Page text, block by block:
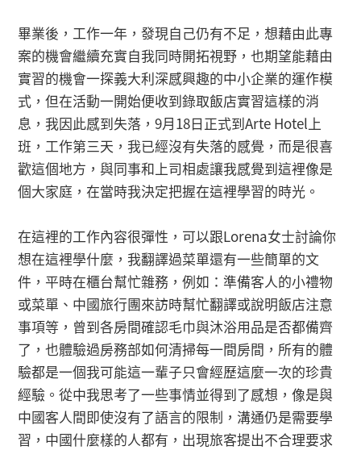
畢業後，工作一年，發現自己仍有不足，想藉由此專
案的機會繼續充實自我同時開拓視野，也期望能藉由
實習的機會一探義大利深感興趣的中小企業的運作模
式，但在活動一開始便收到錄取飯店實習這樣的消
息，我因此感到失落，9月18日正式到Arte Hotel上
班，工作第三天，我已經沒有失落的感覺，而是很喜
歡這個地方，與同事和上司相處讓我感覺到這裡像是
個大家庭，在當時我決定把握在這裡學習的時光。
在這裡的工作內容很彈性，可以跟Lorena女士討論你
想在這裡學什麼，我翻譯過菜單還有一些簡單的文
件，平時在櫃台幫忙雜務，例如：準備客人的小禮物
或菜單、中國旅行團來訪時幫忙翻譯或說明飯店注意
事項等，曾到各房間確認毛巾與沐浴用品是否都備齊
了，也體驗過房務部如何清掃每一間房間，所有的體
驗都是一個我可能這一輩子只會經歷這麼一次的珍貴
經驗。從中我思考了一些事情並得到了感想，像是與
中國客人間即使沒有了語言的限制，溝通仍是需要學
習，中國什麼樣的人都有，出現旅客提出不合理要求